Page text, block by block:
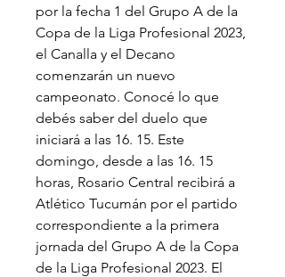
por la fecha 1 del Grupo A de la
Copa de la Liga Profesional 2023,
el Canalla y el Decano
comenzarán un nuevo
campeonato. Conocé lo que
debés saber del duelo que
iniciará a las 16. 15. Este
domingo, desde a las 16. 15
horas, Rosario Central recibirá a
Atlético Tucumán por el partido
correspondiente a la primera
jornada del Grupo A de la Copa
de la Liga Profesional 2023. El